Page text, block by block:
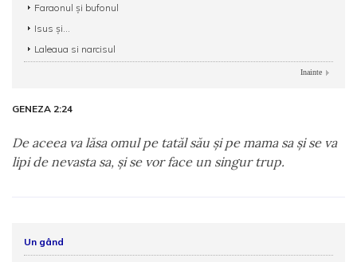
Faraonul și bufonul
Isus și...
Laleaua si narcisul
Inainte
GENEZA 2:24
De aceea va lăsa omul pe tatăl său şi pe mama sa şi se va
lipi de nevasta sa, şi se vor face un singur trup.
Un gând